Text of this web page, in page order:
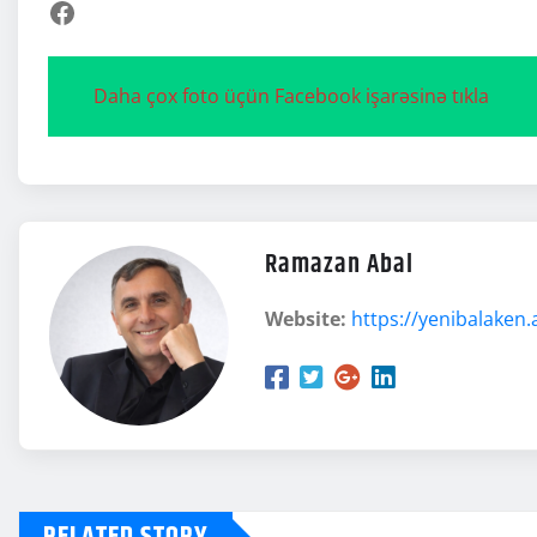
Facebook
Daha çox foto üçün Facebook işarəsinə tıkla
Ramazan Abal
Website: https://